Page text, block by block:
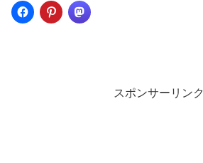
スポンサーリンク